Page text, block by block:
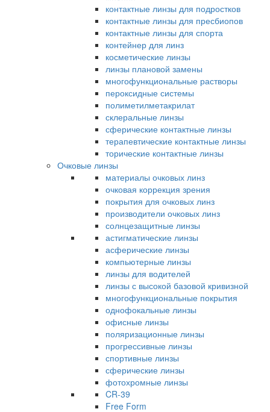
контактные линзы для подростков
контактные линзы для пресбиопов
контактные линзы для спорта
контейнер для линз
косметические линзы
линзы плановой замены
многофункциональные растворы
пероксидные системы
полиметилметакрилат
склеральные линзы
сферические контактные линзы
терапевтические контактные линзы
торические контактные линзы
Очковые линзы
материалы очковых линз
очковая коррекция зрения
покрытия для очковых линз
производители очковых линз
солнцезащитные линзы
астигматические линзы
асферические линзы
компьютерные линзы
линзы для водителей
линзы с высокой базовой кривизной
многофункциональные покрытия
однофокальные линзы
офисные линзы
поляризационные линзы
прогрессивные линзы
спортивные линзы
сферические линзы
фотохромные линзы
CR-39
Free Form